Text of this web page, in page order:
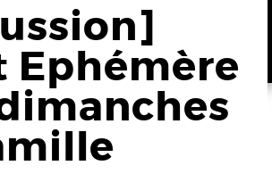
Ephémère